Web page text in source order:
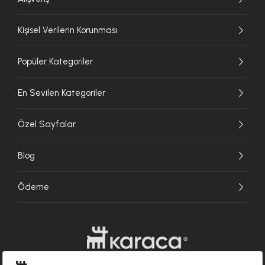
Kişisel Verilerin Korunması
Popüler Kategoriler
En Sevilen Kategoriler
Özel Sayfalar
Blog
Ödeme